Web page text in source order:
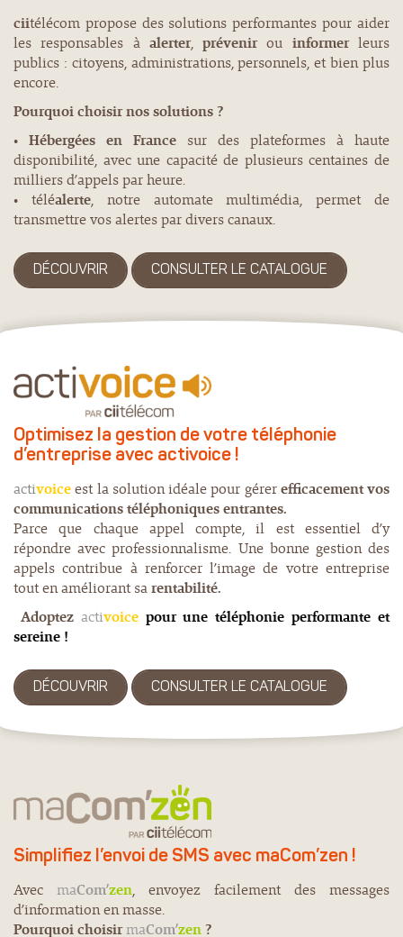
ciitélécom propose des solutions performantes pour aider
les responsables à alerter,prévenirou informerleurs
publics : citoyens, administrations, personnels, et bien plus
encore.
Pourquoi choisir nos solutions ?
• Hébergées en France sur des plateformes à haute
disponibilité, avec une capacité de plusieurs centaines de
milliers d’appels par heure.
• téléalerte, notre automate multimédia, permet de
transmettre vos alertes par divers canaux.
DÉCOUVRIR CONSULTER LE CATALOGUE
Optimisez la gestion de votre téléphonie
d’entreprise avec activoice !
activoiceest la solution idéale pour gérerefficacement vos
communications téléphoniques entrantes.
Parce que chaque appel compte, il est essentiel d’y
répondre avec professionnalisme. Une bonne gestion des
appels contribue à renforcer l’image de votre entreprise
tout en améliorant sarentabilité.
Adoptez activoicepour une téléphonie performante et
sereine !
DÉCOUVRIR CONSULTER LE CATALOGUE
Simplifiez l’envoi de SMS avec maCom’zen !
Avec maCom’zen, envoyez facilement des messages
d’information en masse.
Pourquoi choisirmaCom’zen?